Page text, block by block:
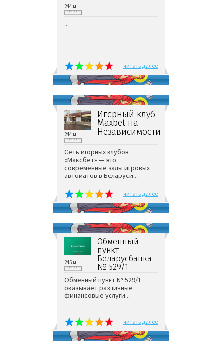
244 м
...
читать далее
Игорный клуб
Maxbet на
Независимости
244 м
Сеть игорных клубов
«Максбет» — это
современные залы игровых
автоматов в Беларуси...
читать далее
Обменный
пункт
Беларусбанка
№ 529/1
245 м
Обменный пункт № 529/1
оказывает различные
финансовые услуги...
читать далее